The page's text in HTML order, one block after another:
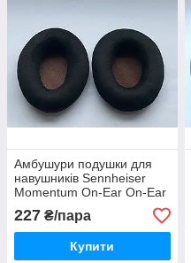
Амбушури подушки для
навушників Sennheiser
Momentum On-Ear On-Ear
M2 OEi M2 OEBT M2 OEG
HD1 велюр
227 ₴/пара
Купити